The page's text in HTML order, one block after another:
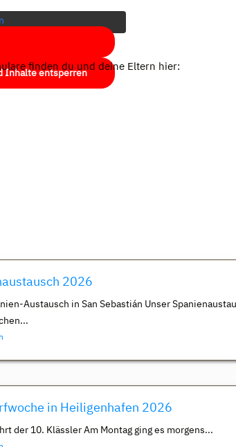
Inhalte entsperren
finden du und deine Eltern hier:
2026
Austausch in San Sebastián Unser
in Heiligenhafen 2026
der 10. Klässler Am Montag ging es morgens...